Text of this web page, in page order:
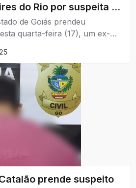
do Rio por suspeita de
públicos.
de Goiás prendeu
quarta-feira (17), um ex-
crimes contra a
prende suspeito